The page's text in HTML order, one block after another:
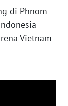
di Phnom
Vietnam